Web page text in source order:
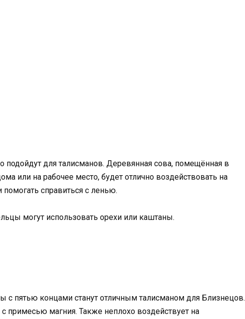
подойдут для талисманов. Деревянная сова, помещённая в
или на рабочее место, будет отлично воздействовать на
справиться с ленью.
могут использовать орехи или каштаны.
пятью концами станут отличным талисманом для Близнецов.
примесью магния. Также неплохо воздействует на